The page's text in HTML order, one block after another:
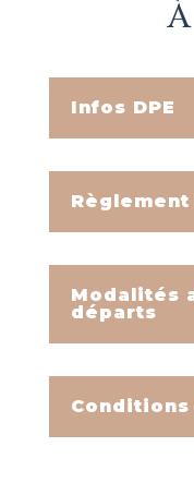
Infos DPE
Modalités
départs
Conditions